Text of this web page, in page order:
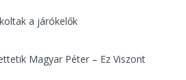
a járókelők
Magyar Péter – Ez Viszont